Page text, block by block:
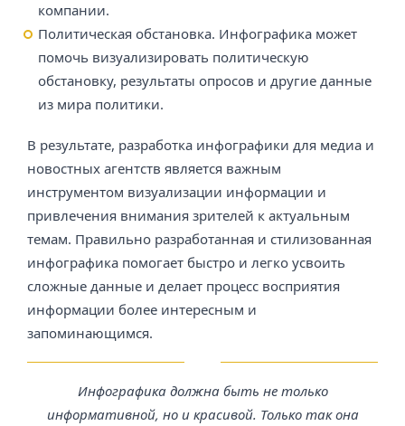
компании.
Политическая обстановка. Инфографика может
помочь визуализировать политическую
обстановку, результаты опросов и другие данные
из мира политики.
В результате, разработка инфографики для медиа и
новостных агентств является важным
инструментом визуализации информации и
привлечения внимания зрителей к актуальным
темам. Правильно разработанная и стилизованная
инфографика помогает быстро и легко усвоить
сложные данные и делает процесс восприятия
информации более интересным и
запоминающимся.
Инфографика должна быть не только
информативной, но и красивой. Только так она